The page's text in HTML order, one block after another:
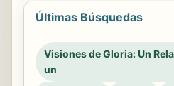
Últimas Búsquedas
Visiones de Gloria: Un
un